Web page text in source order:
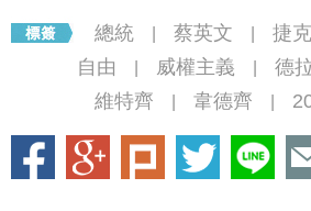
總統 蔡英文 捷克
自由
威權主義 德
維特齊 韋德齊